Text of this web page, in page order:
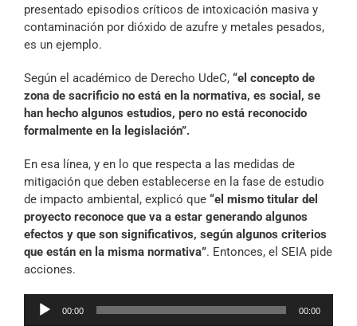
presentado episodios críticos de intoxicación masiva y
contaminación por dióxido de azufre y metales pesados,
es un ejemplo.
Según el académico de Derecho UdeC, “el concepto de
zona de sacrificio no está en la normativa, es social, se
han hecho algunos estudios, pero no está reconocido
formalmente en la legislación”.
En esa línea, y en lo que respecta a las medidas de
mitigación que deben establecerse en la fase de estudio
de impacto ambiental, explicó que “el mismo titular del
proyecto reconoce que va a estar generando algunos
efectos y que son significativos, según algunos criterios
que están en la misma normativa”. Entonces, el SEIA pide
acciones.
Reproductor
00:00 00:00